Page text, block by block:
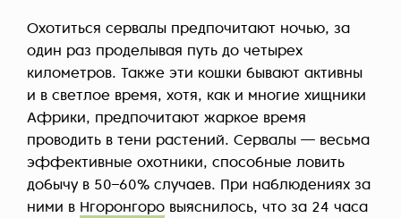
Охотиться сервалы предпочитают ночью, за
один раз проделывая путь до четырех
километров. Также эти кошки бывают активны
и в светлое время, хотя, как и многие хищники
Африки, предпочитают жаркое время
проводить в тени растений. Сервалы — весьма
эффективные охотники, способные ловить
добычу в 50–60% случаев. При наблюдениях за
ними в Нгоронгоро выяснилось, что за 24 часа